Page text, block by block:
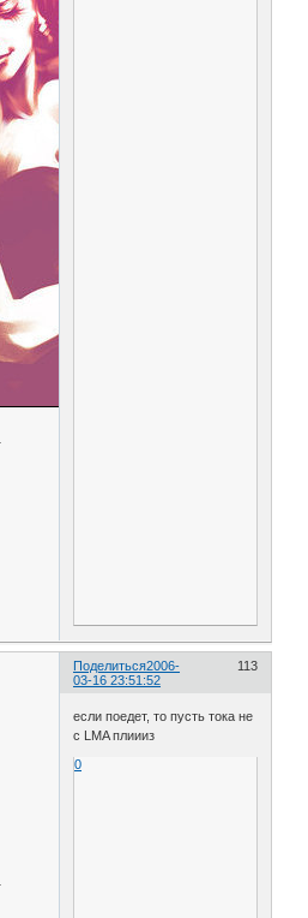
Поделиться 113
2006-
03-16 23:51:52
если поедет, то пусть тока не
с LMA плиииз
0